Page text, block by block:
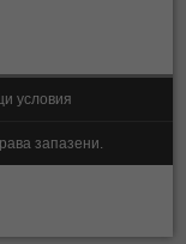
условия
запазени.